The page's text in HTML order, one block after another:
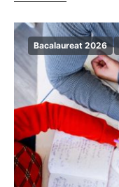
Bacalaureat 2026